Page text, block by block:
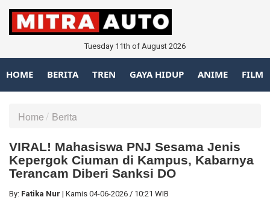
Tuesday 11th of August 2026
HOME BERITA TREN GAYA HIDUP ANIME FILM
Home Berita
VIRAL! Mahasiswa PNJ Sesama Jenis
Kepergok Ciuman di Kampus, Kabarnya
Terancam Diberi Sanksi DO
By: Fatika Nur | Kamis 04-06-2026 / 10:21 WIB